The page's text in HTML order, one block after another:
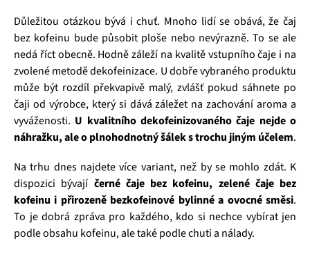
Důležitou otázkou bývá i chuť. Mnoho lidí se obává, že čaj
bez kofeinu bude působit ploše nebo nevýrazně. To se ale
nedá říct obecně. Hodně záleží na kvalitě vstupního čaje i na
zvolené metodě dekofeinizace. U dobře vybraného produktu
může být rozdíl překvapivě malý, zvlášť pokud sáhnete po
čaji od výrobce, který si dává záležet na zachování aroma a
vyváženosti. U kvalitního dekofeinizovaného čaje nejde o
náhražku, ale o plnohodnotný šálek s trochu jiným účelem.
Na trhu dnes najdete více variant, než by se mohlo zdát. K
dispozici bývají černé čaje bez kofeinu, zelené čaje bez
kofeinu i přirozeně bezkofeinové bylinné a ovocné směsi.
To je dobrá zpráva pro každého, kdo si nechce vybírat jen
podle obsahu kofeinu, ale také podle chuti a nálady.